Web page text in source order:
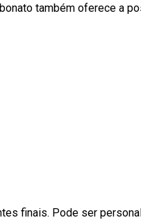
também oferece a
finais. Pode ser